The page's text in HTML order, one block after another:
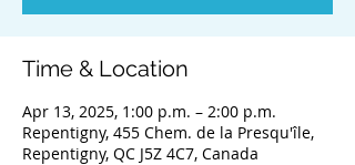
Time & Location
Apr 13, 2025, 1:00 p.m. – 2:00 p.m.
Repentigny, 455 Chem. de la Presqu'île,
Repentigny, QC J5Z 4C7, Canada